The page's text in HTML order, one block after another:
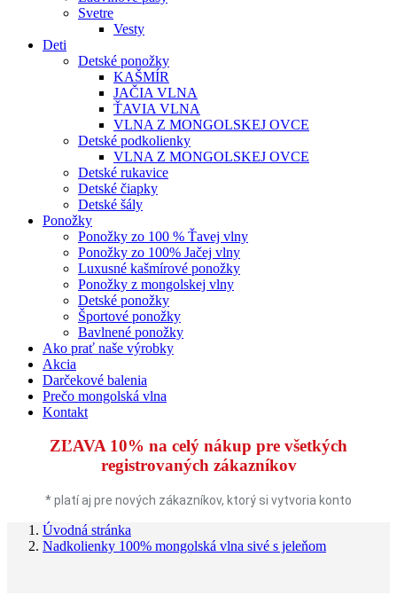
Svetre
Vesty
Deti
Detské ponožky
KAŠMÍR
JAČIA VLNA
ŤAVIA VLNA
VLNA Z MONGOLSKEJ OVCE
Detské podkolienky
VLNA Z MONGOLSKEJ OVCE
Detské rukavice
Detské čiapky
Detské šály
Ponožky
Ponožky zo 100 % Ťavej vlny
Ponožky zo 100% Jačej vlny
Luxusné kašmírové ponožky
Ponožky z mongolskej vlny
Detské ponožky
Športové ponožky
Bavlnené ponožky
Ako prať naše výrobky
Akcia
Darčekové balenia
Prečo mongolská vlna
Kontakt
ZĽAVA 10% na celý nákup pre všetkých
registrovaných zákazníkov
* platí aj pre nových zákazníkov, ktorý si vytvoria konto
Úvodná stránka
Nadkolienky 100% mongolská vlna sivé s jeleňom